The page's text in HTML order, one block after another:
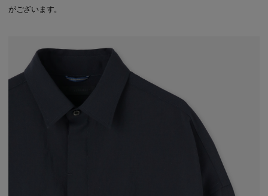
がございます。